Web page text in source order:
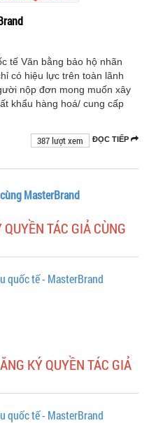
tế Văn bằng bảo hộ nhãn
có hiệu lực trên toàn lãnh
nộp đơn mong muốn xây
khẩu hàng hoá/ cung cấp
ĐỌC TIẾP
387 lượt xem
MasterBrand
TÁC GIẢ CÙNG
quốc tế - MasterBrand
KÝ QUYỀN TÁC GIẢ
quốc tế - MasterBrand